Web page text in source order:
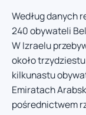
Według danych
240 obywateli
W Izraelu
około
kilkunastu
Emiratach
pośrednictwem